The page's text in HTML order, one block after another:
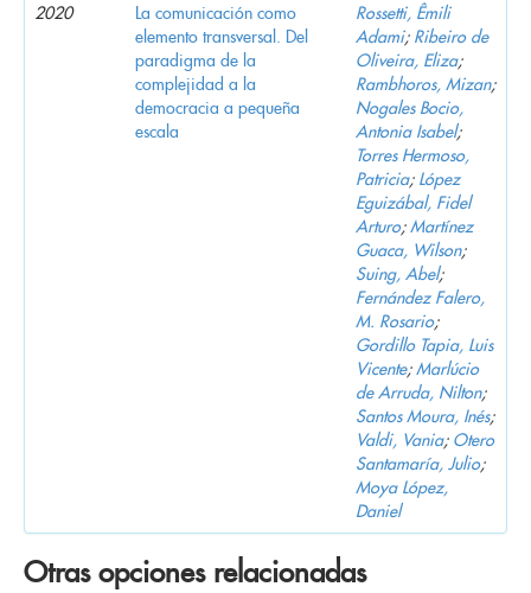
2020
La comunicación como
elemento transversal. Del
paradigma de la
complejidad a la
democracia a pequeña
escala
Rossetti, Êmili
Adami; Ribeiro de
Oliveira, Eliza;
Rambhoros, Mizan;
Nogales Bocio,
Antonia Isabel;
Torres Hermoso,
Patricia; López
Eguizábal, Fidel
Arturo;Martínez
Guaca, Wilson;
Suing, Abel;
Fernández Falero,
M. Rosario;
Gordillo Tapia, Luis
Vicente;Marlúcio
de Arruda, Nilton;
Santos Moura, Inés;
Valdi, Vania; Otero
Santamaría, Julio;
Moya López,
Daniel
Otras opciones relacionadas